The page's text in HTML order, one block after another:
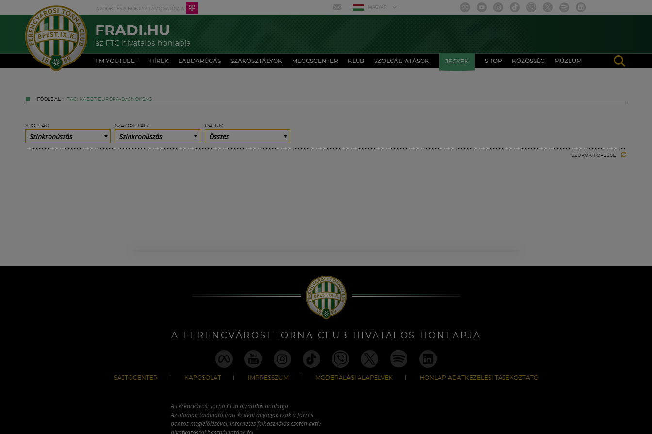
MAGYAR
FRADI.HU
az FTC hivatalos honlapja
FM YOUTUBE + HÍREK LABDARÚGÁS SZAKOSZTÁLYOK MECCSCENTER KLUB SZOLGÁLTATÁSOK JEGYEK SHOP KÖZÖSSÉG MÚZEUM
FŐOLDAL » TAG: KADET EURÓPA-BAJNOKSÁG
SPORTÁG
Szinkronúszás
SZAKOSZTÁLY
Szinkronúszás
DÁTUM
Összes
SZŰRŐK TÖRLÉSE
A FERENCVÁROSI TORNA CLUB HIVATALOS HONLAPJA
SAJTÓCENTER KAPCSOLAT IMPRESSZUM MODERÁLÁSI ALAPELVEK HONLAP ADATKEZELÉSI TÁJÉKOZTATÓ
A Ferencvárosi Torna Club hivatalos honlapja
Az oldalon található írott és képi anyagok csak a forrás
pontos megjelölésével, internetes felhasználás esetén aktív
hivatkozással használhatóak fel.